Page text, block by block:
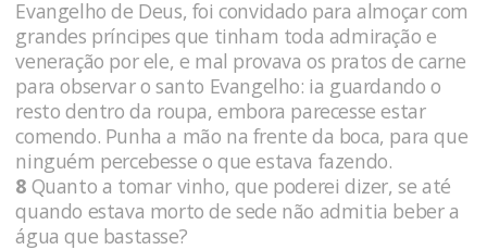
Evangelho de Deus, foi convidado para almoçar com
grandes príncipes que tinham toda admiração e
veneração por ele, e mal provava os pratos de carne
para observar o santo Evangelho: ia guardando o
resto dentro da roupa, embora parecesse estar
comendo. Punha a mão na frente da boca, para que
ninguém percebesse o que estava fazendo.
8 Quanto a tomar vinho, que poderei dizer, se até
quando estava morto de sede não admitia beber a
água que bastasse?